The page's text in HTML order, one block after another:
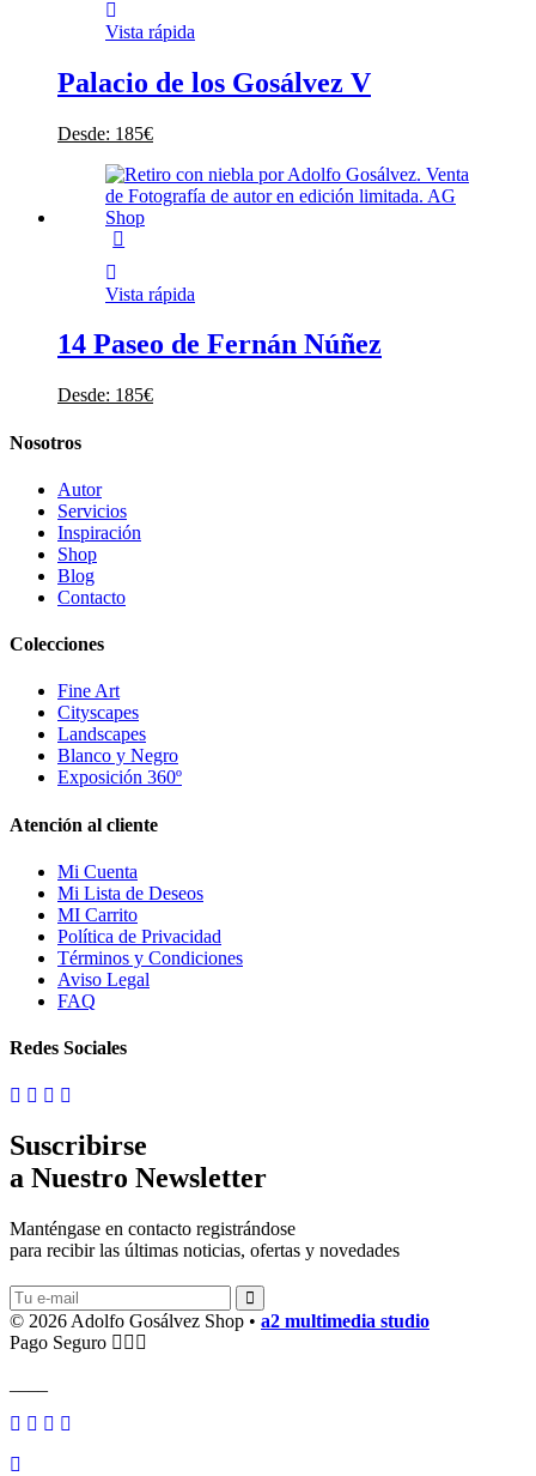
Vista rápida
Palacio de los Gosálvez V
Desde: 185€
Vista rápida
14 Paseo de Fernán Núñez
Desde: 185€
Nosotros
Autor
Servicios
Inspiración
Shop
Blog
Contacto
Colecciones
Fine Art
Cityscapes
Landscapes
Blanco y Negro
Exposición 360º
Atención al cliente
Mi Cuenta
Mi Lista de Deseos
MI Carrito
Política de Privacidad
Términos y Condiciones
Aviso Legal
FAQ
Redes Sociales
Suscribirse
a Nuestro Newsletter
Manténgase en contacto registrándose
para recibir las últimas noticias, ofertas y novedades
© 2026 Adolfo Gosálvez Shop • a2 multimedia studio
Pago Seguro